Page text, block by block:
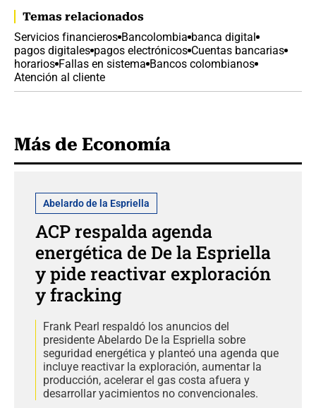
Temas relacionados
Servicios financieros Bancolombia banca digital
pagos digitales pagos electrónicos Cuentas bancarias
horarios Fallas en sistema Bancos colombianos
Atención al cliente
Más de Economía
Abelardo de la Espriella
ACP respalda agenda
energética de De la Espriella
y pide reactivar exploración
y fracking
Frank Pearl respaldó los anuncios del
presidente Abelardo De la Espriella sobre
seguridad energética y planteó una agenda que
incluye reactivar la exploración, aumentar la
producción, acelerar el gas costa afuera y
desarrollar yacimientos no convencionales.